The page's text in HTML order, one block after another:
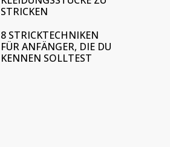
STRICKEN
8 STRICKTECHNIKEN
FÜR ANFÄNGER, DIE DU
KENNEN SOLLTEST